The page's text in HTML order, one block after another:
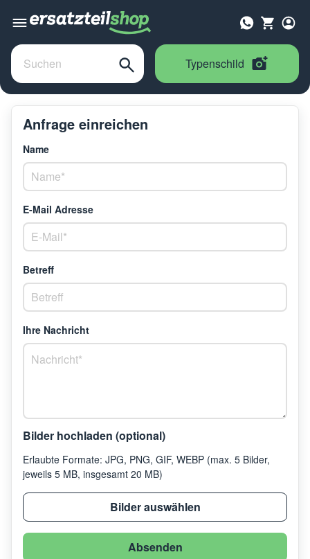
Typenschild
Anfrage einreichen
Name
E-Mail Adresse
Betreff
Ihre Nachricht
Bilder hochladen (optional)
Erlaubte Formate: JPG, PNG, GIF, WEBP (max. 5 Bilder,
jeweils 5 MB, insgesamt 20 MB)
Bilder auswählen
Absenden